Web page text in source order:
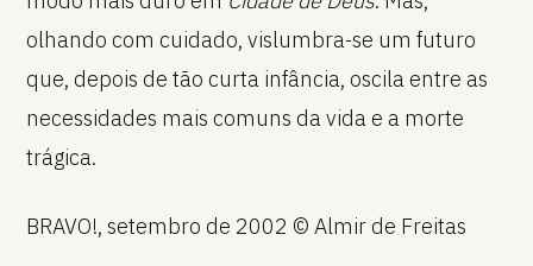
olhando com cuidado, vislumbra-se um futuro
que, depois de tão curta infância, oscila entre as
necessidades mais comuns da vida e a morte
trágica.
BRAVO!, setembro de 2002 © Almir de Freitas